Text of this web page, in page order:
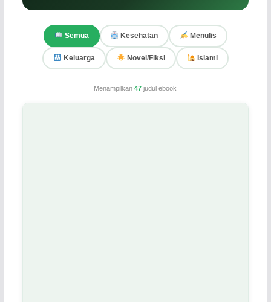
Semua Kesehatan Menulis
Keluarga Novel/Fiksi Islami
Menampilkan47 judul ebook